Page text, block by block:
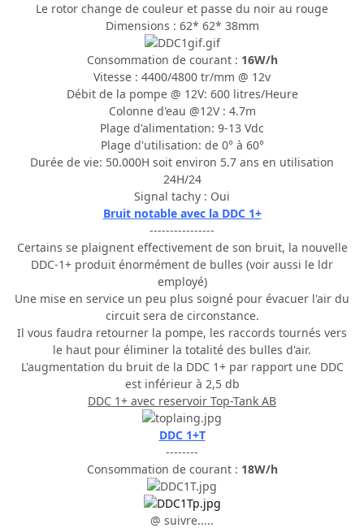
Le rotor change de couleur et passe du noir au rouge
Dimensions : 62* 62* 38mm
Consommation de courant : 16W/h
Vitesse : 4400/4800 tr/mm @ 12v
Débit de la pompe @ 12V: 600 litres/Heure
Colonne d'eau @12V : 4.7m
Plage d'alimentation: 9-13 Vdc
Plage d'utilisation: de 0° à 60°
Durée de vie: 50.000H soit environ 5.7 ans en utilisation
24H/24
Signal tachy : Oui
Bruit notable avec la DDC 1+
----------------
Certains se plaignent effectivement de son bruit, la nouvelle
DDC-1+ produit énormément de bulles (voir aussi le ldr
employé)
Une mise en service un peu plus soigné pour évacuer l'air du
circuit sera de circonstance.
Il vous faudra retourner la pompe, les raccords tournés vers
le haut pour éliminer la totalité des bulles d'air.
L'augmentation du bruit de la DDC 1+ par rapport une DDC
est inférieur à 2,5 db
DDC 1+ avec reservoir Top-Tank AB
DDC 1+T
--------
Consommation de courant : 18W/h
@ suivre.....